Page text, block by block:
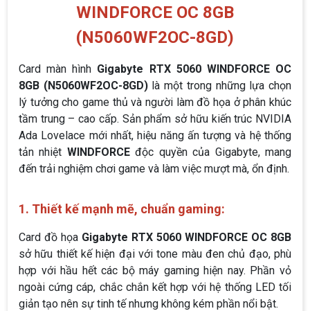
WINDFORCE OC 8GB
(N5060WF2OC-8GD)
Card màn hình Gigabyte RTX 5060 WINDFORCE OC
8GB (N5060WF2OC-8GD)là một trong những lựa chọn
lý tưởng cho game thủ và người làm đồ họa ở phân khúc
tầm trung – cao cấp. Sản phẩm sở hữu kiến trúc NVIDIA
Ada Lovelace mới nhất, hiệu năng ấn tượng và hệ thống
tản nhiệt WINDFORCEđộc quyền của Gigabyte, mang
đến trải nghiệm chơi game và làm việc mượt mà, ổn định.
1. Thiết kế mạnh mẽ, chuẩn gaming:
Card đồ họa Gigabyte RTX 5060 WINDFORCE OC 8GB
sở hữu thiết kế hiện đại với tone màu đen chủ đạo, phù
hợp với hầu hết các bộ máy gaming hiện nay. Phần vỏ
ngoài cứng cáp, chắc chắn kết hợp với hệ thống LED tối
giản tạo nên sự tinh tế nhưng không kém phần nổi bật.